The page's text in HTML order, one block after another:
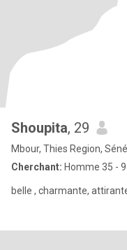
Shoupita, 29
Mbour, Thies Region,
Cherchant: Homme 35 -
belle , charmante,